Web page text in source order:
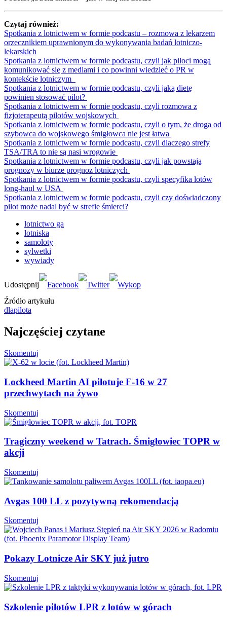
Czytaj również:
Spotkania z lotnictwem w formie podcastu – rozmowa z lekarzem
orzecznikiem uprawnionym do wykonywania badań lotniczo-
lekarskich
Spotkania z lotnictwem w formie podcastu, czyli jak piloci mogą
komunikować się z mediami i co powinni wiedzieć o PR w
kontekście lotniczym
Spotkania z lotnictwem w formie podcastu, czyli jaką dietę
powinien stosować pilot?
Spotkania z lotnictwem w formie podcastu, czyli rozmowa z
fizjoterapeutą pilotów wojskowych
Spotkania z lotnictwem w formie podcastu, czyli o tym, że droga od
szybowca do wojskowego śmigłowca nie jest łatwa
Spotkania z lotnictwem w formie podcastu, czyli dlaczego strefy
TSA/TRA to nie są nasi wrogowie
Spotkania z lotnictwem w formie podcastu, czyli jak powstają
prognozy w biurze prognoz lotniczych
Spotkania z lotnictwem w formie podcastu, czyli specyfika lotów
long-haul w USA
Spotkania z lotnictwem w formie podcastu, czyli czy doświadczony
pilot może nadal być w strefie śmierci?
lotnictwo ga
lotniska
samoloty
sylwetki
wywiady
Źródło artykułu
dlapilota
Najczęściej czytane
Skomentuj
Lockheed Martin AI pilotuje F-16 w 27
przechwytach na żywo
Skomentuj
Tragiczny weekend w Tatrach. Śmigłowiec TOPR w
akcji
Skomentuj
Avgas 100 LL z pozytywną rekomendacją
Skomentuj
Pokazy Lotnicze Air SKY już jutro
Skomentuj
Szkolenie pilotów LPR z lotów w górach